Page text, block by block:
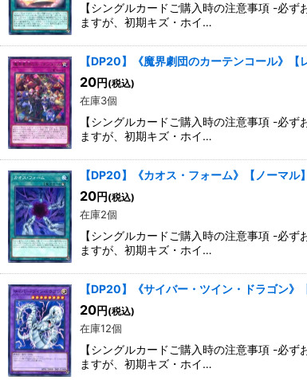
【シングルカードご購入時の注意事項 -必
ますが、初期キズ・ホイ…
【DP20】《魔界劇団のカーテンコール》【
20円 (税込)
在庫3個
【シングルカードご購入時の注意事項 -必
ますが、初期キズ・ホイ…
【DP20】《カオス・フォーム》【ノーマル】
20円 (税込)
在庫2個
【シングルカードご購入時の注意事項 -必
ますが、初期キズ・ホイ…
【DP20】《サイバー・ツイン・ドラゴン》
20円 (税込)
在庫12個
【シングルカードご購入時の注意事項 -必
ますが、初期キズ・ホイ…